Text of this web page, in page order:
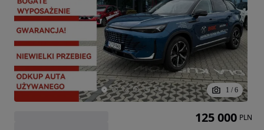
1 / 6
125 000 PLN